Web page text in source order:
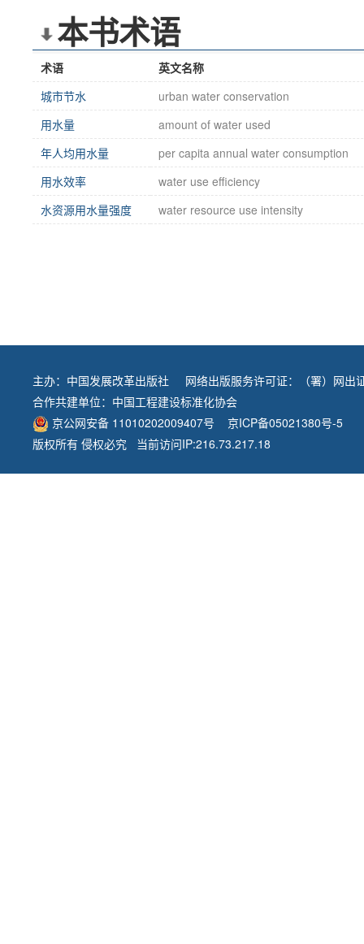
本书术语
术语
英文名称
城市节水
urban water conservation
用水量
amount of water used
年人均用水量
per capita annual water consumption
用水效率
water use efficiency
水资源用水量强度
water resource use intensity
主办： 中国发展改革出版社
网络出版服务许可证：（署）网出
合作共建单位： 中国工程建设标准化协会
京公网安备 11010202009407号
京ICP备05021380号-5
版权所有 侵权必究 当前访问IP:216.73.217.18